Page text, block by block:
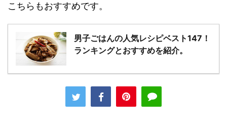
こちらもおすすめです。
男子ごはんの人気レシピベスト147！
ランキングとおすすめを紹介。